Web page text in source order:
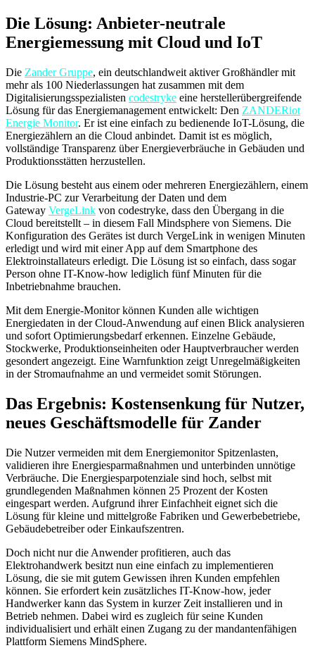
Die Lösung: Anbieter-neutrale
Energiemessung mit Cloud und IoT
Die Zander Gruppe, ein deutschlandweit aktiver Großhändler mit
mehr als 100 Niederlassungen hat zusammen mit dem
Digitalisierungsspezialisten codestryke eine herstellerübergreifende
Lösung für das Energiemanagement entwickelt: Den ZANDERiot
Energie Monitor. Er ist eine einfach zu bedienende IoT-Lösung, die
Energiezählern an die Cloud anbindet. Damit ist es möglich,
vollständige Transparenz über Energieverbräuche in Gebäuden und
Produktionsstätten herzustellen.
Die Lösung besteht aus einem oder mehreren Energiezählern, einem
Industrie-PC zur Verarbeitung der Daten und dem
Gateway VergeLink von codestryke, dass den Übergang in die
Cloud bereitstellt – in diesem Fall Mindsphere von Siemens. Die
Konfiguration des Gerätes ist durch VergeLink in wenigen Minuten
erledigt und wird mit einer App auf dem Smartphone des
Elektroinstallateurs erledigt. Die Lösung ist so einfach, dass sogar
Person ohne IT-Know-how lediglich fünf Minuten für die
Inbetriebnahme brauchen.
Mit dem Energie-Monitor können Kunden alle wichtigen
Energiedaten in der Cloud-Anwendung auf einen Blick analysieren
und sofort Optimierungsbedarf erkennen. Einzelne Gebäude,
Stockwerke, Produktionseinheiten oder Hauptverbraucher werden
gesondert angezeigt. Eine Warnfunktion zeigt Unregelmäßigkeiten
in der Stromaufnahme an und vermeidet somit Störungen.
Das Ergebnis: Kostensenkung für Nutzer,
neues Geschäftsmodelle für Zander
Die Nutzer vermeiden mit dem Energiemonitor Spitzenlasten,
validieren ihre Energiesparmaßnahmen und unterbinden unnötige
Verbräuche. Die Energiesparpotenziale sind hoch, selbst mit
grundlegenden Maßnahmen können 25 Prozent der Kosten
eingespart werden. Aufgrund ihrer Einfachheit eignet sich die
Lösung für kleine und mittelgroße Fabriken und Gewerbebetriebe,
Gebäudebetreiber oder Einkaufszentren.
Doch nicht nur die Anwender profitieren, auch das
Elektrohandwerk besitzt nun eine einfach zu implementieren
Lösung, die sie mit gutem Gewissen ihren Kunden empfehlen
können. Sie erfordert kein zusätzliches IT-Know-how, jeder
Handwerker kann das System in kurzer Zeit installieren und in
Betrieb nehmen. Dabei wird es zugleich für seine Kunden
individualisiert und erhält einen Zugang zu der mandantenfähigen
Plattform Siemens MindSphere.